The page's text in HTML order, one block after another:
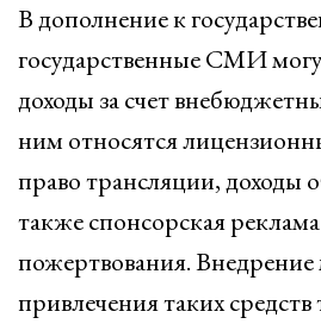
В дополнение к
государственные СМИ
доходы за счет
ним относятся
право трансляции, доходы
также спонсорская
пожертвования.
привлечения таких средств